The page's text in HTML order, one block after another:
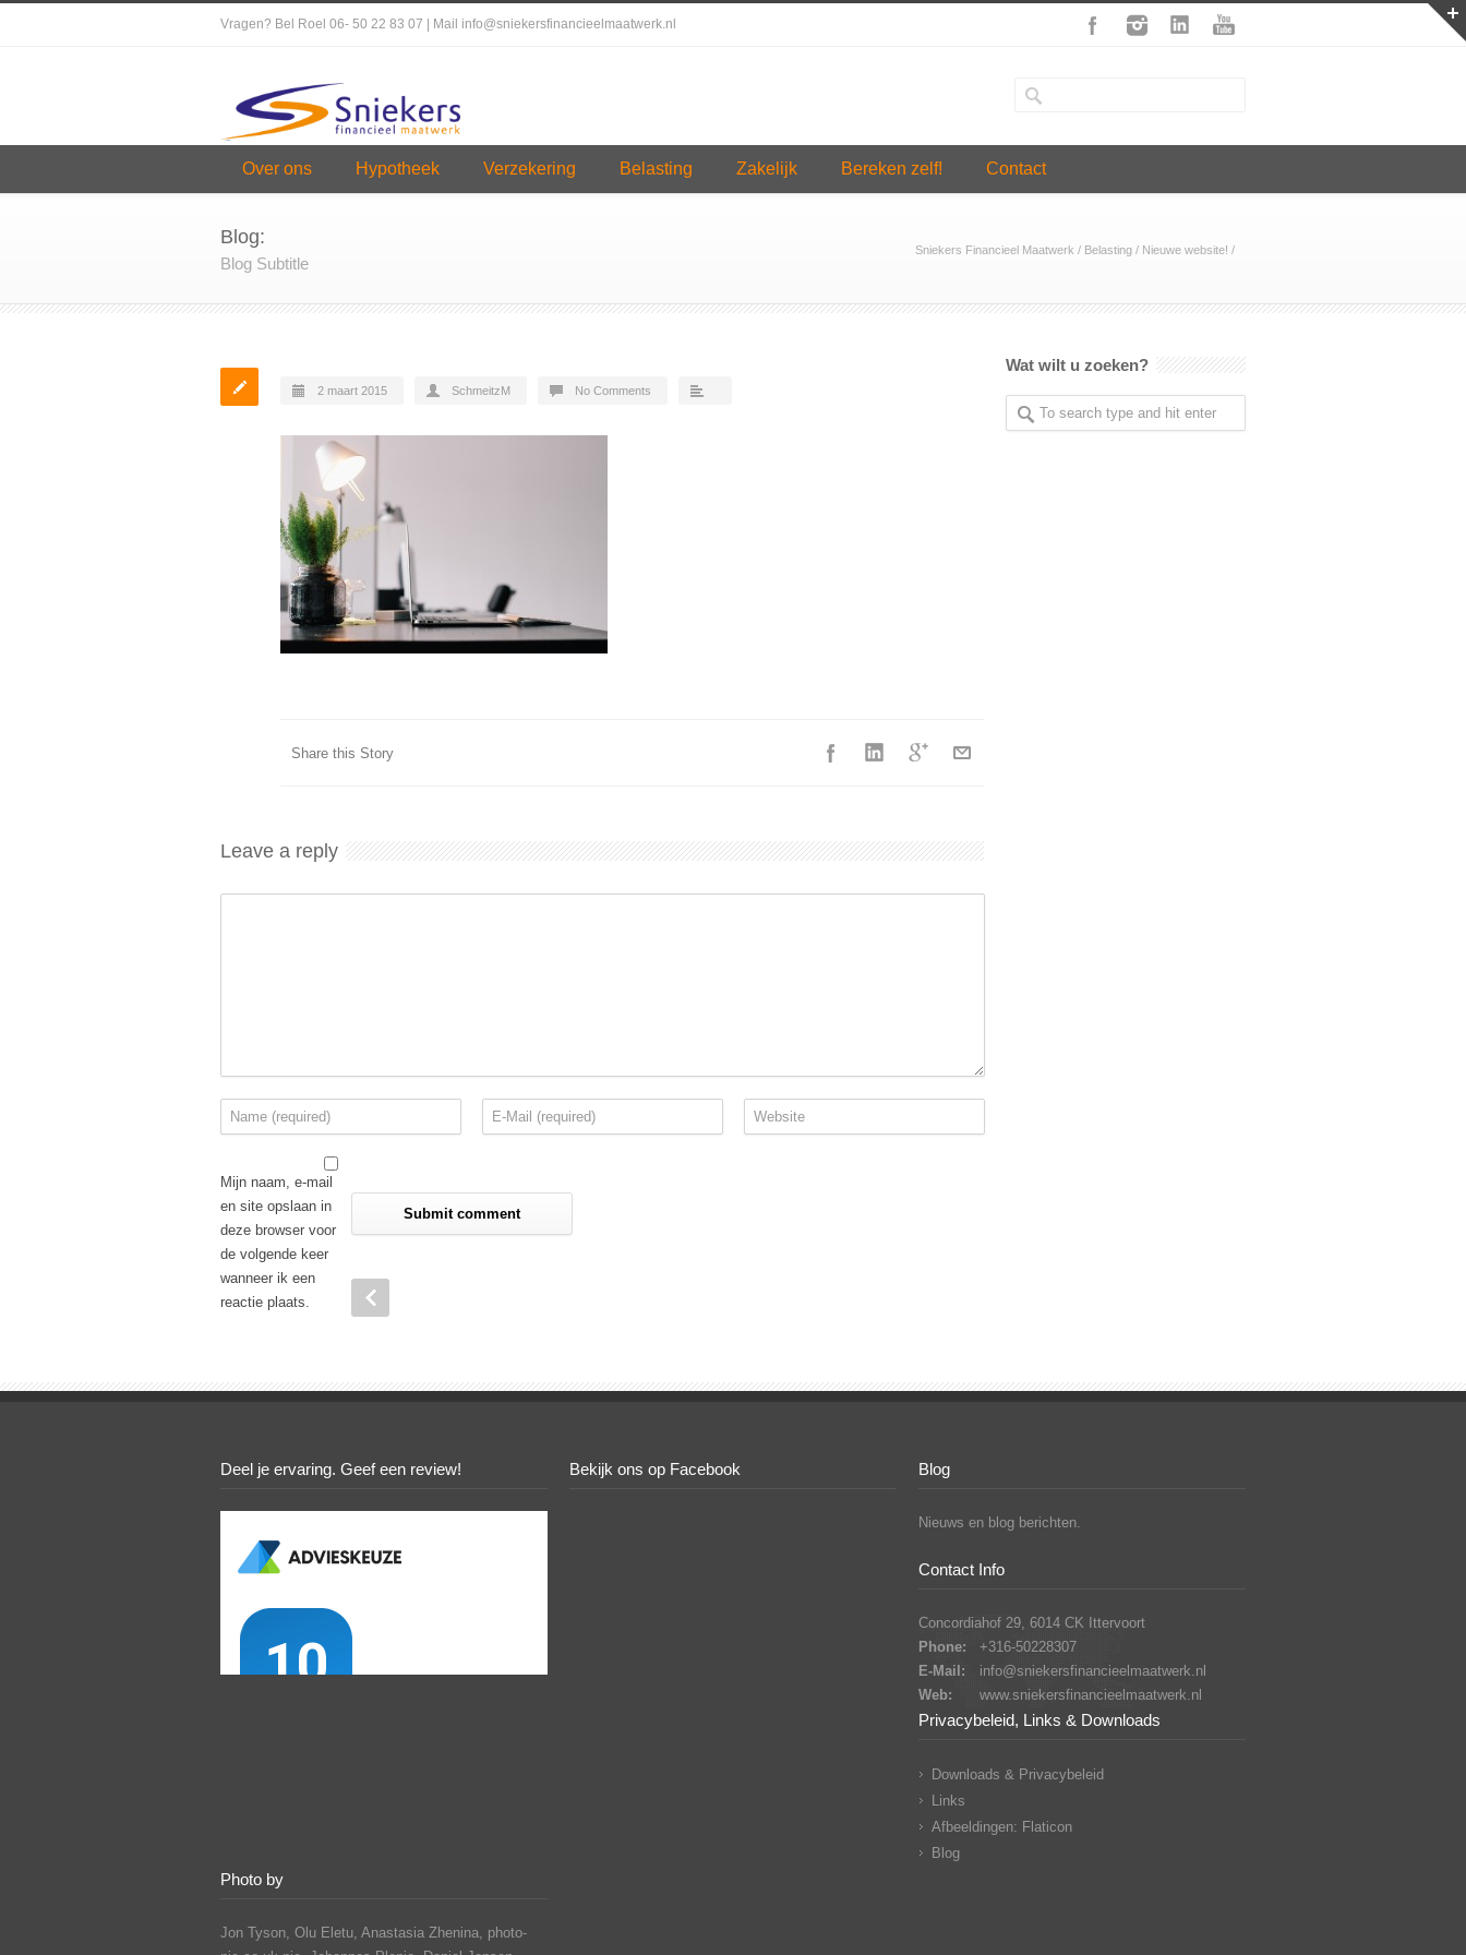
Vragen? Bel Roel 06- 50 22 83 07 | Mail info@sniekersfinancieelmaatwerk.nl
Over ons Hypotheek Verzekering Belasting Zakelijk Bereken zelf! Contact
Blog:
Blog Subtitle
Sniekers Financieel Maatwerk / Belasting / Nieuwe website! /
2 maart 2015 SchmeitzM No Comments
Share this Story
Leave a reply
Mijn naam, e-mail
en site opslaan in
deze browser voor
de volgende keer
wanneer ik een
reactie plaats.
Wat wilt u zoeken?
Deel je ervaring. Geef een review! Bekijk ons op Facebook Blog
Nieuws en blog berichten.
Contact Info
Concordiahof 29, 6014 CK Ittervoort
Phone:
+316-50228307
E-Mail:
info@sniekersfinancieelmaatwerk.nl
Web:
www.sniekersfinancieelmaatwerk.nl
Privacybeleid, Links & Downloads
Downloads & Privacybeleid
Links
Afbeeldingen: Flaticon
Blog
Photo by
Jon Tyson, Olu Eletu, Anastasia Zhenina, photo-